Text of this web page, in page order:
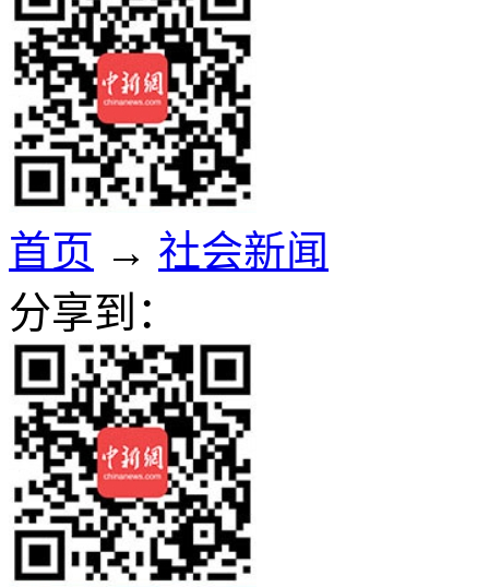
首页 → 社会新闻
分享到：